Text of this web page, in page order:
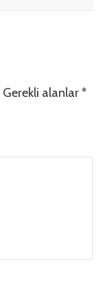
Gerekli alanlar*